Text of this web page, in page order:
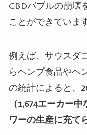
CBDバブルの崩壊
ことができています
例えば、サウスダ
らヘンプ食品やヘ
の統計によると、
（1,674エーカー
ワーの生産に充て